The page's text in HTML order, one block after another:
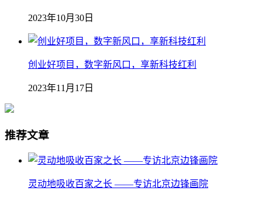
2023年10月30日
创业好项目，数字新风口，享新科技红利
2023年11月17日
推荐文章
灵动地吸收百家之长 ——专访北京边锋画院